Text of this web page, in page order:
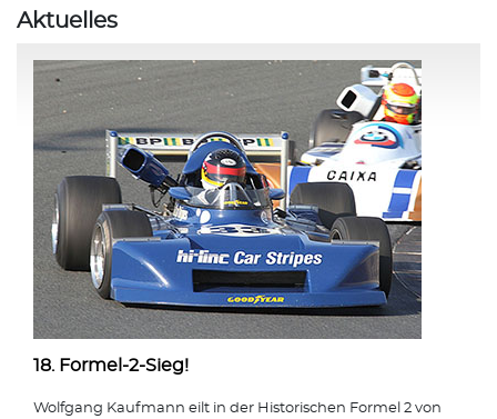
Aktuelles
18. Formel-2-Sieg!
Wolfgang Kaufmann eilt in der Historischen Formel 2 von